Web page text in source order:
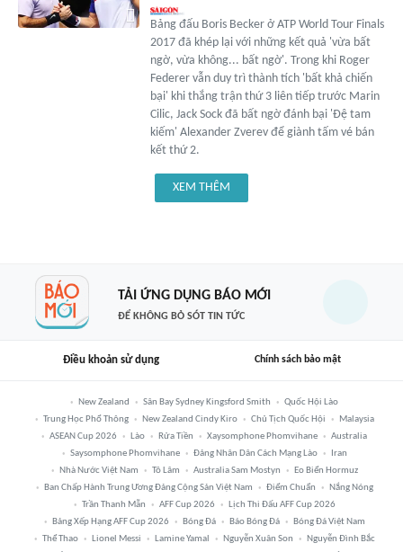
Bảng đấu Boris Becker ở ATP World Tour Finals
2017 đã khép lại với những kết quả 'vừa bất
ngờ, vừa không... bất ngờ'. Trong khi Roger
Federer vẫn duy trì thành tích 'bất khả chiến
bại' khi thắng trận thứ 3 liên tiếp trước Marin
Cilic, Jack Sock đã bất ngờ đánh bại 'Đệ tam
kiếm' Alexander Zverev để giành tấm vé bán
kết thứ 2.
XEM THÊM
TẢI ỨNG DỤNG BÁO MỚI
ĐỂ KHÔNG BỎ SÓT TIN TỨC
Điều khoản sử dụng Chính sách bảo mật
New Zealand Sân Bay Sydney Kingsford Smith
Quốc Hội Lào
Trung Học Phổ Thông
New Zealand Cindy Kiro Chủ Tịch Quốc Hội
Malaysia
ASEAN Cup 2026
Lào Rửa Tiền Xaysomphone Phomvihane
Australia
Saysomphone Phomvihane
Đảng Nhân Dân Cách Mạng Lào
Iran
Nhà Nước Việt Nam
Tô Lâm Australia Sam Mostyn
Eo Biển Hormuz
Ban Chấp Hành Trung Ương Đảng Cộng Sản Việt Nam
Điểm Chuẩn
Nắng Nóng
Trần Thanh Mẫn
AFF Cup 2026
Lịch Thi Đấu AFF Cup 2026
Bảng Xếp Hạng AFF Cup 2026
Bóng Đá Báo Bóng Đá
Bóng Đá Việt Nam
Thể Thao
Lionel Messi Lamine Yamal Nguyễn Xuân Son
Nguyễn Đình Bắc